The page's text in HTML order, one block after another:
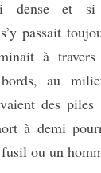
dense et si
passait
à
au
des
à demi
ou un